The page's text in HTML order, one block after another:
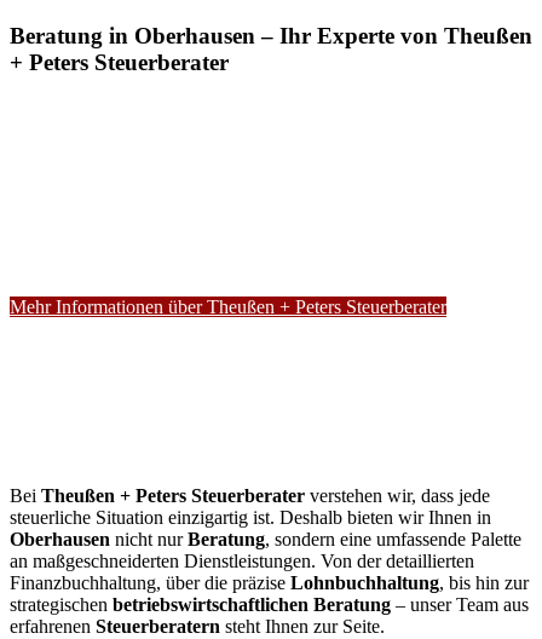
Beratung in Oberhausen – Ihr Experte von Theußen
+ Peters Steuerberater
Mehr Informationen über Theußen + Peters Steuerberater
Bei Theußen + Peters Steuerberater verstehen wir, dass jede
steuerliche Situation einzigartig ist. Deshalb bieten wir Ihnen in
Oberhausen nicht nurBeratung, sondern eine umfassende Palette
an maßgeschneiderten Dienstleistungen. Von der detaillierten
Finanzbuchhaltung, über die präzise Lohnbuchhaltung, bis hin zur
strategischen betriebswirtschaftlichen Beratung – unser Team aus
erfahrenen Steuerberatern steht Ihnen zur Seite.